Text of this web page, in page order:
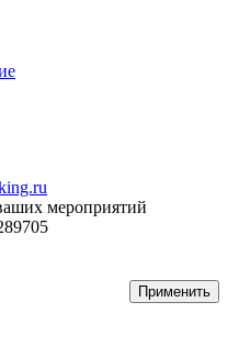
мероприятий
Применить